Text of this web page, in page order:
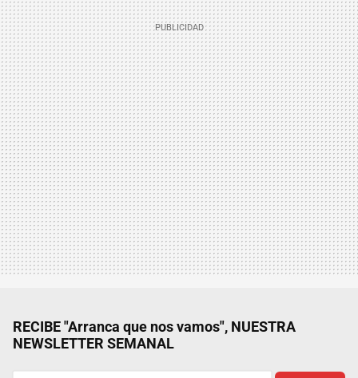
RECIBE "Arranca que nos vamos", NUESTRA
NEWSLETTER SEMANAL